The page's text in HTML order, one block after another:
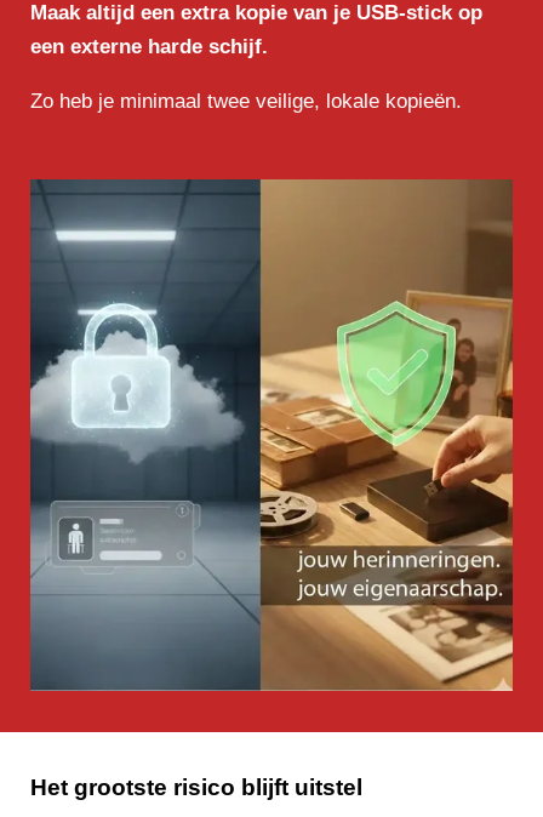
Maak altijd een extra kopie van je USB-stick op
een externe harde schijf.
Zo heb je minimaal twee veilige, lokale kopieën.
Het grootste risico blijft uitstel